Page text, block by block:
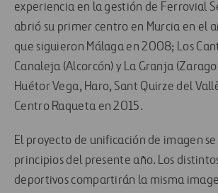
experiencia en la gestión de Ferrovial
abrió su primer centro en Murcia en el
que siguieron Málaga en 2008; Los
Canaleja (Alcorcón) y La Granja
Huétor Vega, Haro, Sant Quirze del
Centro Raqueta en 2015.
El proyecto de unificación de imagen
principios del presente año. Los
deportivos compartirán la misma